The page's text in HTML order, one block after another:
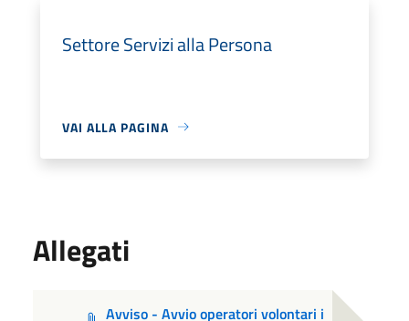
Settore Servizi alla Persona
VAI ALLA PAGINA
Allegati
Avviso - Avvio operatori volontari i